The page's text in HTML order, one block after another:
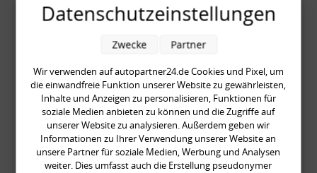
inkl. gesetzl. MwSt., zzgl. Versandkosten
Merkzettel
Zum Artikel
Rückleuchtenband mit
Blinker, orange, Audi 80
Cabrio, Typ 89, OE-Nr.:
Datenschutzeinstellungen
Wir verwenden auf autopartner24.de Cookies und Pixel, um
die einwandfreie Funktion unserer Website zu gewährleisten,
Inhalte und Anzeigen zu personalisieren, Funktionen für
soziale Medien anbieten zu können und die Zugriffe auf
unserer Website zu analysieren. Außerdem geben wir
Informationen zu Ihrer Verwendung unserer Website an
unsere Partner für soziale Medien, Werbung und Analysen
weiter. Dies umfasst auch die Erstellung pseudonymer
Zwecke Partner